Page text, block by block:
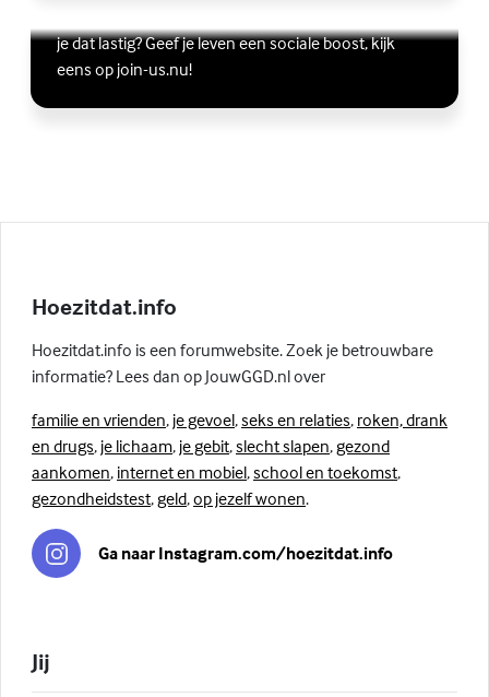
je dat lastig? Geef je leven een sociale boost, kijk
eens op join-us.nu!
Lees meer over Vriendschap
(Externe link)
Hoezitdat.info
Hoezitdat.info is een forumwebsite. Zoek je betrouwbare
informatie? Lees dan op JouwGGD.nl over
familie en vrienden, je gevoel,seks en relaties, roken, drank
en drugs, je lichaam, je gebit,slecht slapen, gezond
aankomen, internet en mobiel,school en toekomst,
gezondheidstest, geld,op jezelf wonen.
Ga naar Instagram.com/hoezitdat.info
Jij